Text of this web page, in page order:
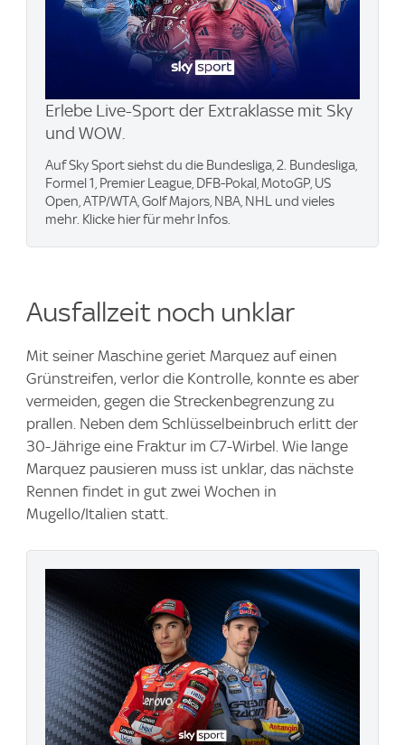
Erlebe Live-Sport der Extraklasse mit Sky
und WOW.
Auf Sky Sport siehst du die Bundesliga, 2. Bundesliga,
Formel 1, Premier League, DFB-Pokal, MotoGP, US
Open, ATP/WTA, Golf Majors, NBA, NHL und vieles
mehr. Klicke hier für mehr Infos.
Ausfallzeit noch unklar
Mit seiner Maschine geriet Marquez auf einen
Grünstreifen, verlor die Kontrolle, konnte es aber
vermeiden, gegen die Streckenbegrenzung zu
prallen. Neben dem Schlüsselbeinbruch erlitt der
30-Jährige eine Fraktur im C7-Wirbel. Wie lange
Marquez pausieren muss ist unklar, das nächste
Rennen findet in gut zwei Wochen in
Mugello/Italien statt.